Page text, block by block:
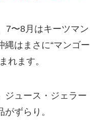
7〜8月はキーツマン
縄はまさに“マンゴー
れます。
ジュース・ジェラー
ずらり。